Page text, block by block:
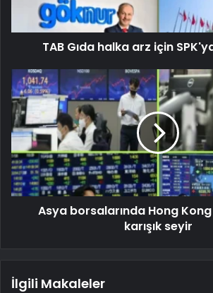
TAB Gıda halka arz için
Asya borsalarında Hong
karışık seyir
İlgili Makaleler